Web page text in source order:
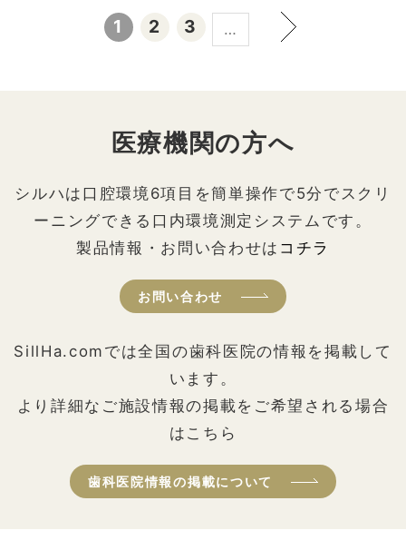
1 2 3 …
医療機関の方へ
シルハは口腔環境6項目を簡単操作で5分でスクリ
ーニングできる口内環境測定システムです。
製品情報・お問い合わせは コチラ
お問い合わせ
SillHa.comでは全国の歯科医院の情報を掲載して
います。
より詳細なご施設情報の掲載をご希望される場合
はこちら
歯科医院情報の掲載について